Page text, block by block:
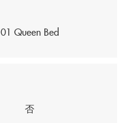
01 Queen Bed
否